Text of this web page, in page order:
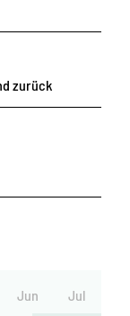
zurück
Jun Jul